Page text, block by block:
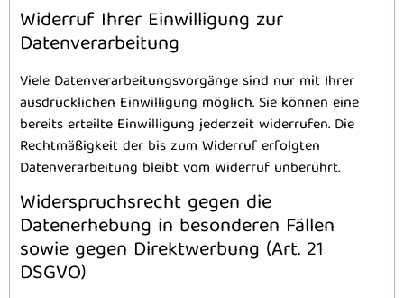
Widerruf Ihrer Einwilligung zur
Datenverarbeitung
Viele Datenverarbeitungsvorgänge sind nur mit Ihrer
ausdrücklichen Einwilligung möglich. Sie können eine
bereits erteilte Einwilligung jederzeit widerrufen. Die
Rechtmäßigkeit der bis zum Widerruf erfolgten
Datenverarbeitung bleibt vom Widerruf unberührt.
Widerspruchsrecht gegen die
Datenerhebung in besonderen Fällen
sowie gegen Direktwerbung (Art. 21
DSGVO)